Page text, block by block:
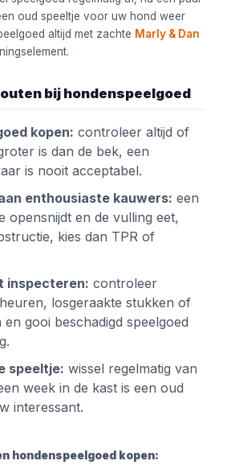
oud speeltje voor uw hond weer
altijd met zachte Marly & Dan
bij hondenspeelgoed
kopen: controleer altijd of
is dan de bek, een
is nooit acceptabel.
enthousiaste kauwers: een
opensnijdt en de vulling eet,
kies dan TPR of
inspecteren: controleer
losgeraakte stukken of
en gooi beschadigd speelgoed
speeltje: wissel regelmatig van
week in de kast is een oud
interessant.
hondenspeelgoed kopen: